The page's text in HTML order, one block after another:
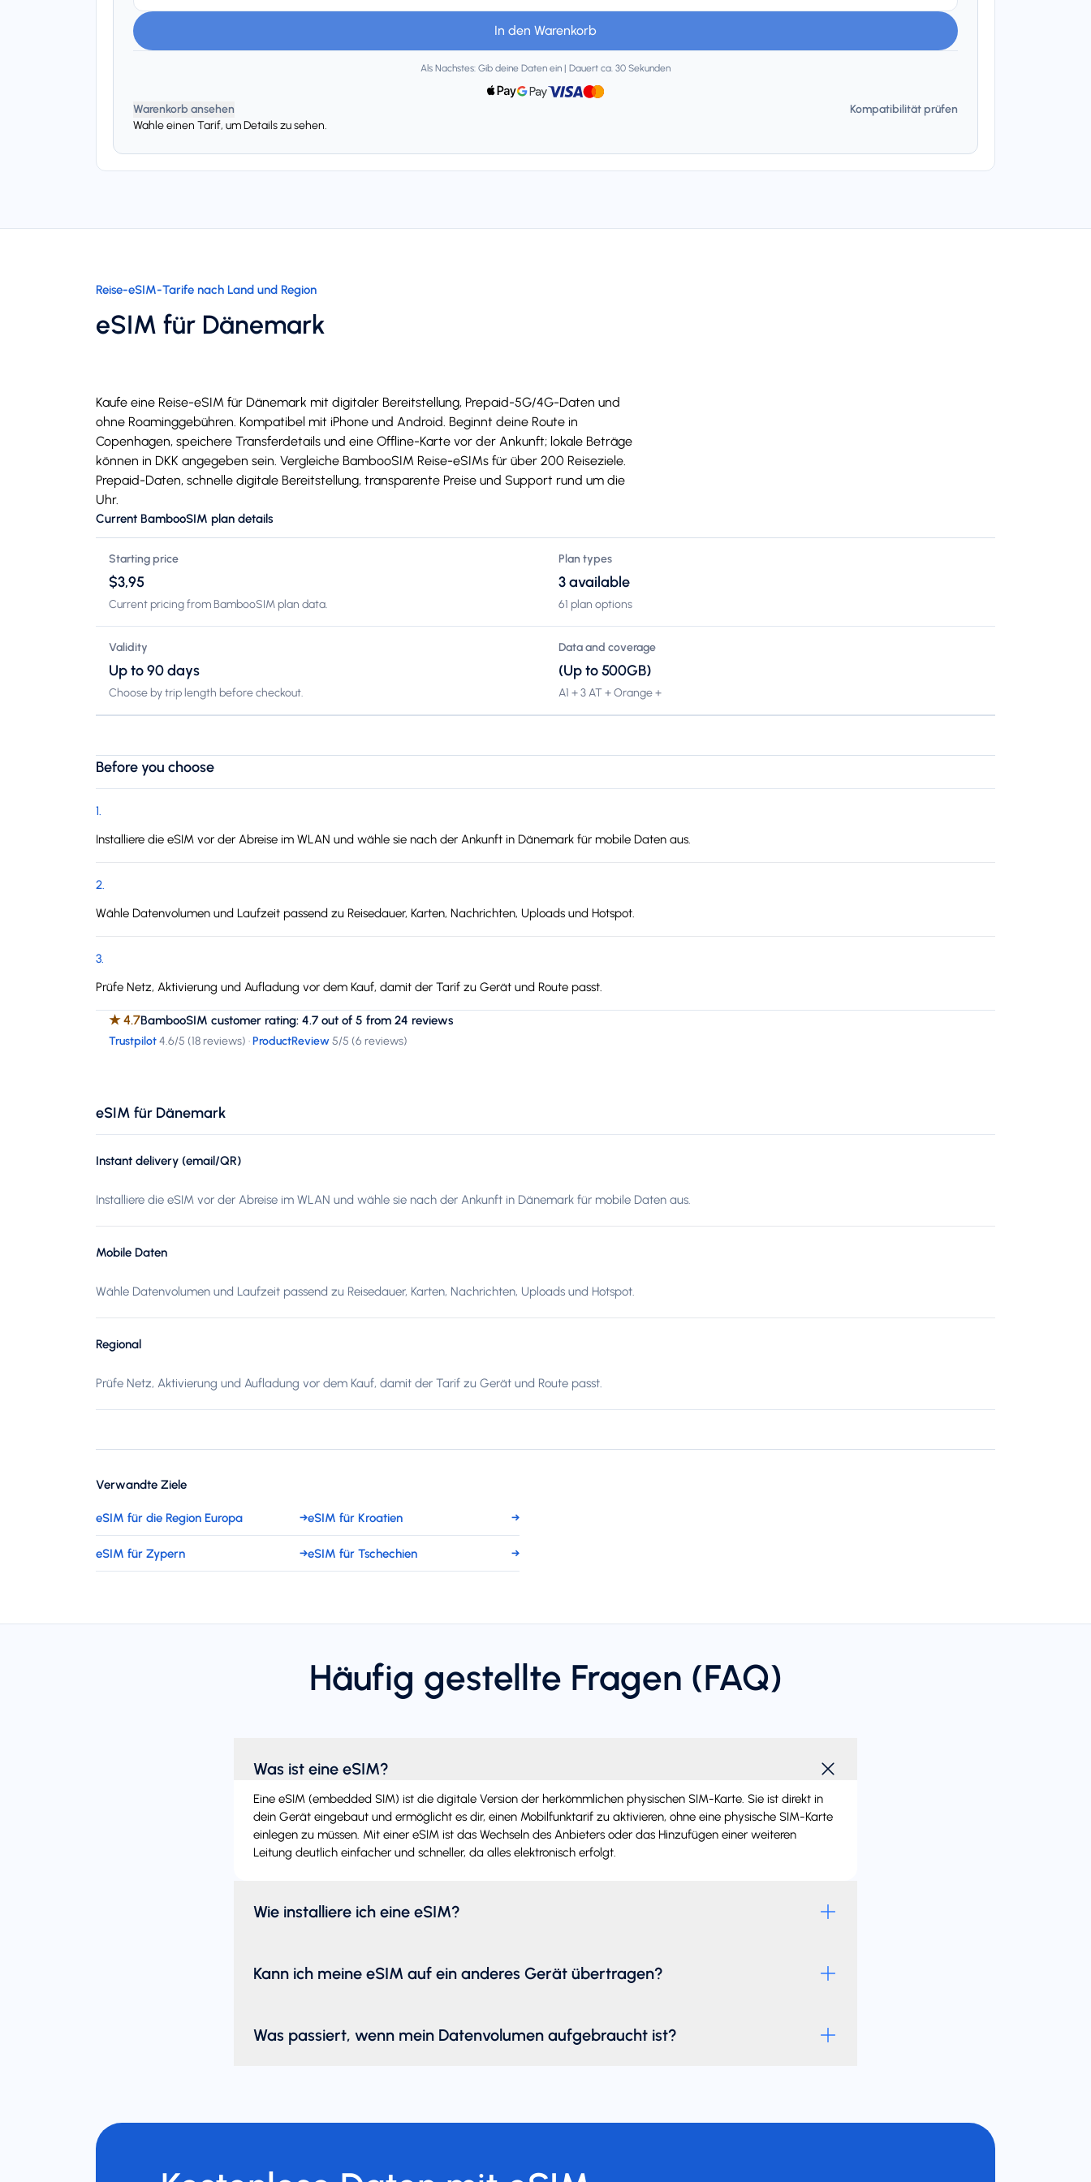
In den Warenkorb
Als Nachstes: Gib deine Daten ein | Dauert ca. 30 Sekunden
Warenkorb ansehen
Kompatibilität prüfen
Wahle einen Tarif, um Details zu sehen.
Reise-eSIM-Tarife nach Land und Region
eSIM für Dänemark
Kaufe eine Reise-eSIM für Dänemark mit digitaler Bereitstellung, Prepaid-5G/4G-Daten und
ohne Roaminggebühren. Kompatibel mit iPhone und Android. Beginnt deine Route in
Copenhagen, speichere Transferdetails und eine Offline-Karte vor der Ankunft; lokale Beträge
können in DKK angegeben sein. Vergleiche BambooSIM Reise-eSIMs für über 200 Reiseziele.
Prepaid-Daten, schnelle digitale Bereitstellung, transparente Preise und Support rund um die
Uhr.
Current BambooSIM plan details
Starting price
$3,95
Current pricing from BambooSIM plan data.
Plan types
3 available
61 plan options
Validity
Up to 90 days
Choose by trip length before checkout.
Data and coverage
(Up to 500GB)
A1 + 3 AT + Orange +
Before you choose
1.
Installiere die eSIM vor der Abreise im WLAN und wähle sie nach der Ankunft in Dänemark für mobile Daten aus.
2.
Wähle Datenvolumen und Laufzeit passend zu Reisedauer, Karten, Nachrichten, Uploads und Hotspot.
3.
Prüfe Netz, Aktivierung und Aufladung vor dem Kauf, damit der Tarif zu Gerät und Route passt.
★4.7BambooSIM customer rating: 4.7 out of 5 from 24 reviews
Trustpilot4.6/5 (18 reviews) ·ProductReview5/5 (6 reviews)
eSIM für Dänemark
Instant delivery (email/QR)
Installiere die eSIM vor der Abreise im WLAN und wähle sie nach der Ankunft in Dänemark für mobile Daten aus.
Mobile Daten
Wähle Datenvolumen und Laufzeit passend zu Reisedauer, Karten, Nachrichten, Uploads und Hotspot.
Regional
Prüfe Netz, Aktivierung und Aufladung vor dem Kauf, damit der Tarif zu Gerät und Route passt.
Verwandte Ziele
eSIM für die Region Europa →eSIM für Kroatien →
eSIM für Zypern →eSIM für Tschechien →
Häufig gestellte Fragen (FAQ)
Was ist eine eSIM?
Eine eSIM (embedded SIM) ist die digitale Version der herkömmlichen physischen SIM-Karte. Sie ist direkt in
dein Gerät eingebaut und ermöglicht es dir, einen Mobilfunktarif zu aktivieren, ohne eine physische SIM-Karte
einlegen zu müssen. Mit einer eSIM ist das Wechseln des Anbieters oder das Hinzufügen einer weiteren
Leitung deutlich einfacher und schneller, da alles elektronisch erfolgt.
Wie installiere ich eine eSIM?
Kann ich meine eSIM auf ein anderes Gerät übertragen?
Was passiert, wenn mein Datenvolumen aufgebraucht ist?